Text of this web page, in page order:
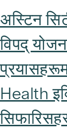
अस्टिन
विपद्
Health